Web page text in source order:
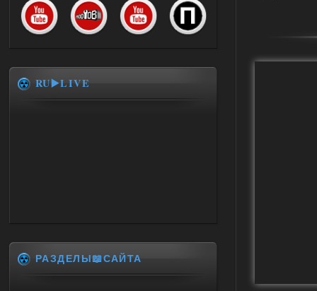
RU▶️LIVE
РАЗДЕЛЫ📖САЙТА